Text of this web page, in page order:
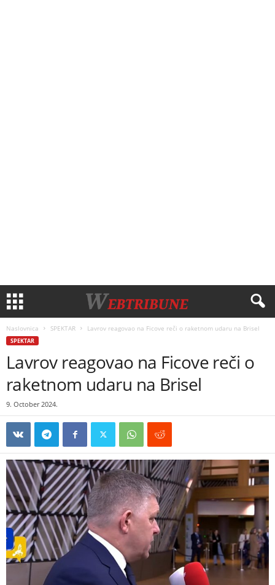
Naslovnica SPEKTAR Lavrov reagovao na Ficove reči o raketnom udaru na Brisel
SPEKTAR
Lavrov reagovao na Ficove reči o
raketnom udaru na Brisel
9. October 2024.